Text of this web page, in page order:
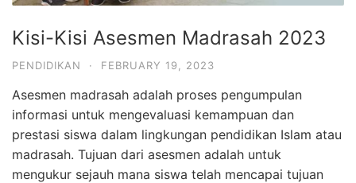
Kisi-Kisi Asesmen Madrasah 2023
PENDIDIKAN · FEBRUARY 19, 2023
Asesmen madrasah adalah proses pengumpulan
informasi untuk mengevaluasi kemampuan dan
prestasi siswa dalam lingkungan pendidikan Islam atau
madrasah. Tujuan dari asesmen adalah untuk
mengukur sejauh mana siswa telah mencapai tujuan